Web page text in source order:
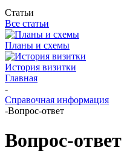
Статьи
Все статьи
Планы и схемы
История визитки
Главная
-
Справочная информация
-Вопрос-ответ
Вопрос-ответ